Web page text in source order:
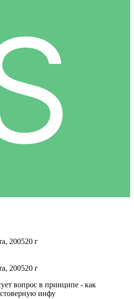
200520 г
200520 г
вопрос в принципе - как
инфу